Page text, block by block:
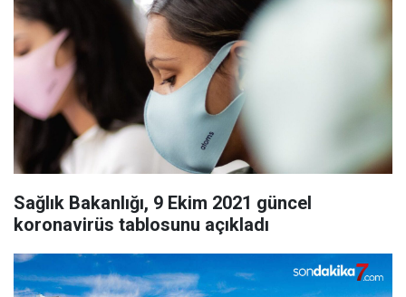
Sağlık Bakanlığı, 9 Ekim 2021 güncel
koronavirüs tablosunu açıkladı